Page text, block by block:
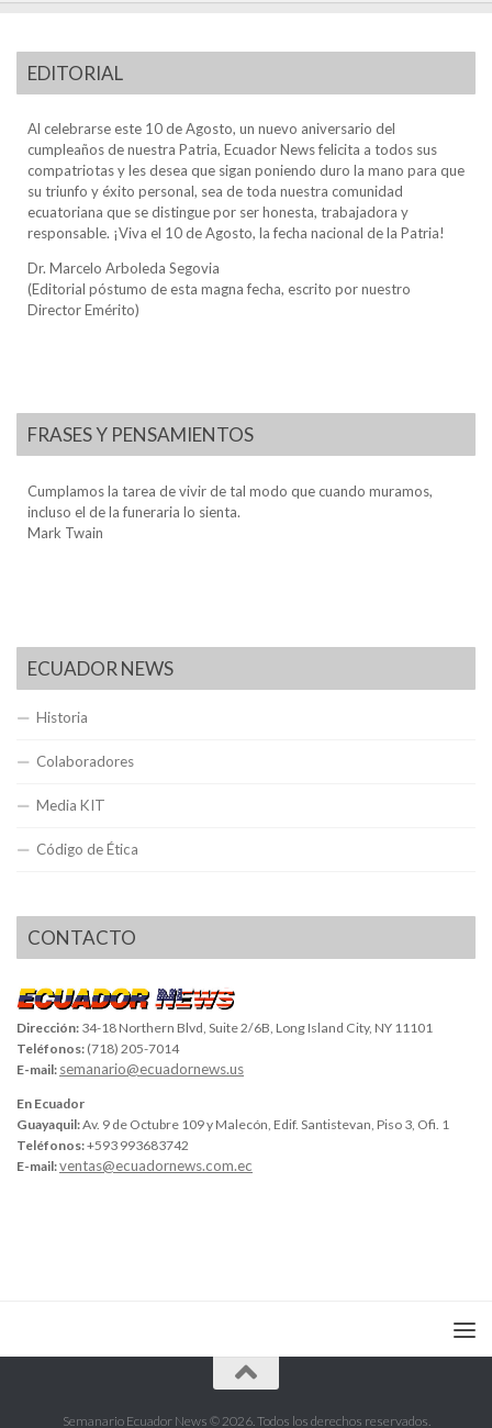
EDITORIAL
Al celebrarse este 10 de Agosto, un nuevo aniversario del
cumpleaños de nuestra Patria, Ecuador News felicita a todos sus
compatriotas y les desea que sigan poniendo duro la mano para que
su triunfo y éxito personal, sea de toda nuestra comunidad
ecuatoriana que se distingue por ser honesta, trabajadora y
responsable. ¡Viva el 10 de Agosto, la fecha nacional de la Patria!
Dr. Marcelo Arboleda Segovia
(Editorial póstumo de esta magna fecha, escrito por nuestro
Director Emérito)
FRASES Y PENSAMIENTOS
Cumplamos la tarea de vivir de tal modo que cuando muramos,
incluso el de la funeraria lo sienta.
Mark Twain
ECUADOR NEWS
Historia
Colaboradores
Media KIT
Código de Ética
CONTACTO
Dirección: 34-18 Northern Blvd, Suite 2/6B, Long Island City, NY 11101
Teléfonos: (718) 205-7014
E-mail: semanario@ecuadornews.us
En Ecuador
Guayaquil:Av. 9 de Octubre 109 y Malecón, Edif. Santistevan, Piso 3, Ofi. 1
Teléfonos:+593 993683742
E-mail:ventas@ecuadornews.com.ec
Semanario Ecuador News © 2026. Todos los derechos reservados.